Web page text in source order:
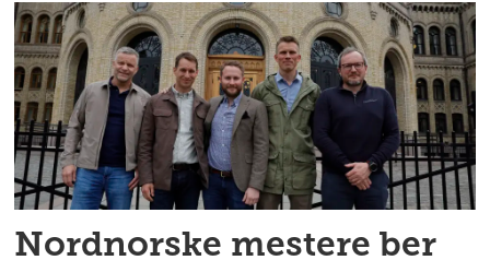
Nordnorske mestere ber